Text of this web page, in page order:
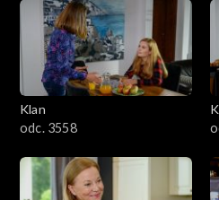
Klan
odc. 3558